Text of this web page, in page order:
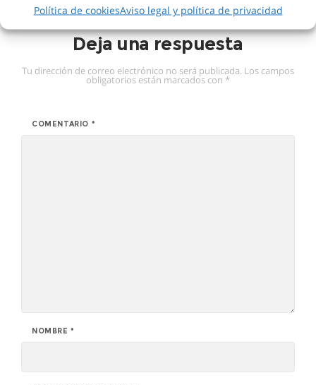
Política de cookiesAviso legal y política de privacidad
Deja una respuesta
Tu dirección de correo electrónico no será publicada. Los campos
obligatorios están marcados con *
COMENTARIO *
NOMBRE*